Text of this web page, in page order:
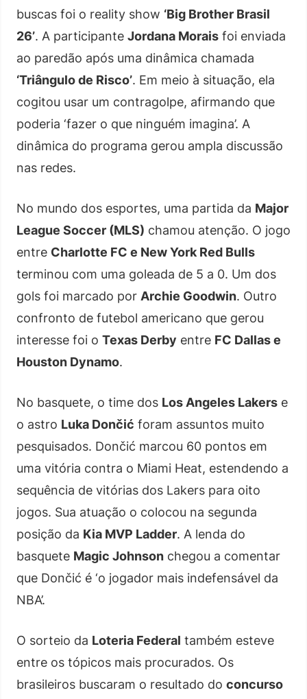
buscas foi o reality show ‘Big Brother Brasil
26’. A participante Jordana Morais foi enviada
ao paredão após uma dinâmica chamada
‘Triângulo de Risco’. Em meio à situação, ela
cogitou usar um contragolpe, afirmando que
poderia ‘fazer o que ninguém imagina’. A
dinâmica do programa gerou ampla discussão
nas redes.
No mundo dos esportes, uma partida da Major
League Soccer (MLS) chamou atenção. O jogo
entre Charlotte FC e New York Red Bulls
terminou com uma goleada de 5 a 0. Um dos
gols foi marcado por Archie Goodwin. Outro
confronto de futebol americano que gerou
interesse foi o Texas Derby entre FC Dallas e
Houston Dynamo.
No basquete, o time dos Los Angeles Lakers e
o astro Luka Dončić foram assuntos muito
pesquisados. Dončić marcou 60 pontos em
uma vitória contra o Miami Heat, estendendo a
sequência de vitórias dos Lakers para oito
jogos. Sua atuação o colocou na segunda
posição da Kia MVP Ladder. A lenda do
basquete Magic Johnson chegou a comentar
que Dončić é ‘o jogador mais indefensável da
NBA’.
O sorteio da Loteria Federal também esteve
entre os tópicos mais procurados. Os
brasileiros buscaram o resultado do concurso